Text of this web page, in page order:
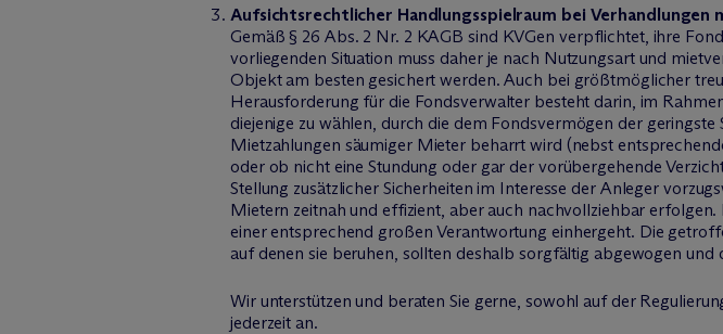
Aufsichtsrechtlicher Handlungsspielraum bei Verhandlungen
Gemäß § 26 Abs. 2 Nr. 2 KAGB sind KVGen verpflichtet, ihre
vorliegenden Situation muss daher je nach Nutzungsart und
Objekt am besten gesichert werden. Auch bei größtmöglicher
Herausforderung für die Fondsverwalter besteht darin, im
diejenige zu wählen, durch die dem Fondsvermögen der
Mietzahlungen säumiger Mieter beharrt wird (nebst
oder ob nicht eine Stundung oder gar der vorübergehende
Stellung zusätzlicher Sicherheiten im Interesse der Anleger
Mietern zeitnah und effizient, aber auch nachvollziehbar
einer entsprechend großen Verantwortung einhergeht. Die
auf denen sie beruhen, sollten deshalb sorgfältig abgewogen und
Wir unterstützen und beraten Sie gerne, sowohl auf der
jederzeit an.